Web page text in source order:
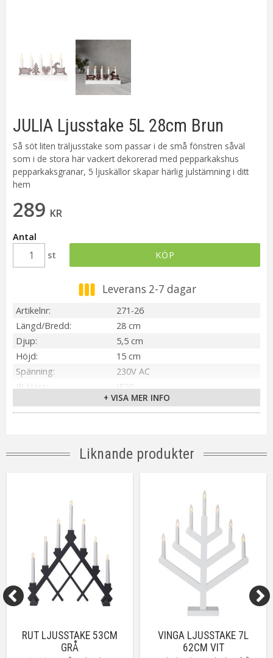
JULIA Ljusstake 5L 28cm Brun
Så söt liten träljusstake som passar i de små fönstren såväl
som i de stora här vackert dekorerad med pepparkakshus
pepparkaksgranar, 5 ljuskällor skapar härlig julstämning i ditt
hem
289 KR
Antal
st
KÖP
Leverans 2-7 dagar
Artikelnr
271-26
Längd/Bredd
28 cm
Djup
5,5 cm
Höjd
15 cm
Spänning
230V AC
IP-klass
IP20
Brun
Ljuskälla
Ingår
180 cm (Vit)
Spänning Ljuskälla
55V
+ VISA MER INFO
Liknande produkter
RUT LJUSSTAKE 53CM
GRÅ
VINGA LJUSSTAKE 7L
62CM VIT